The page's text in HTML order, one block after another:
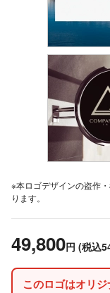
※本ロゴデザインの盗作
ります。
49,800円 (税込
このロゴはオリ